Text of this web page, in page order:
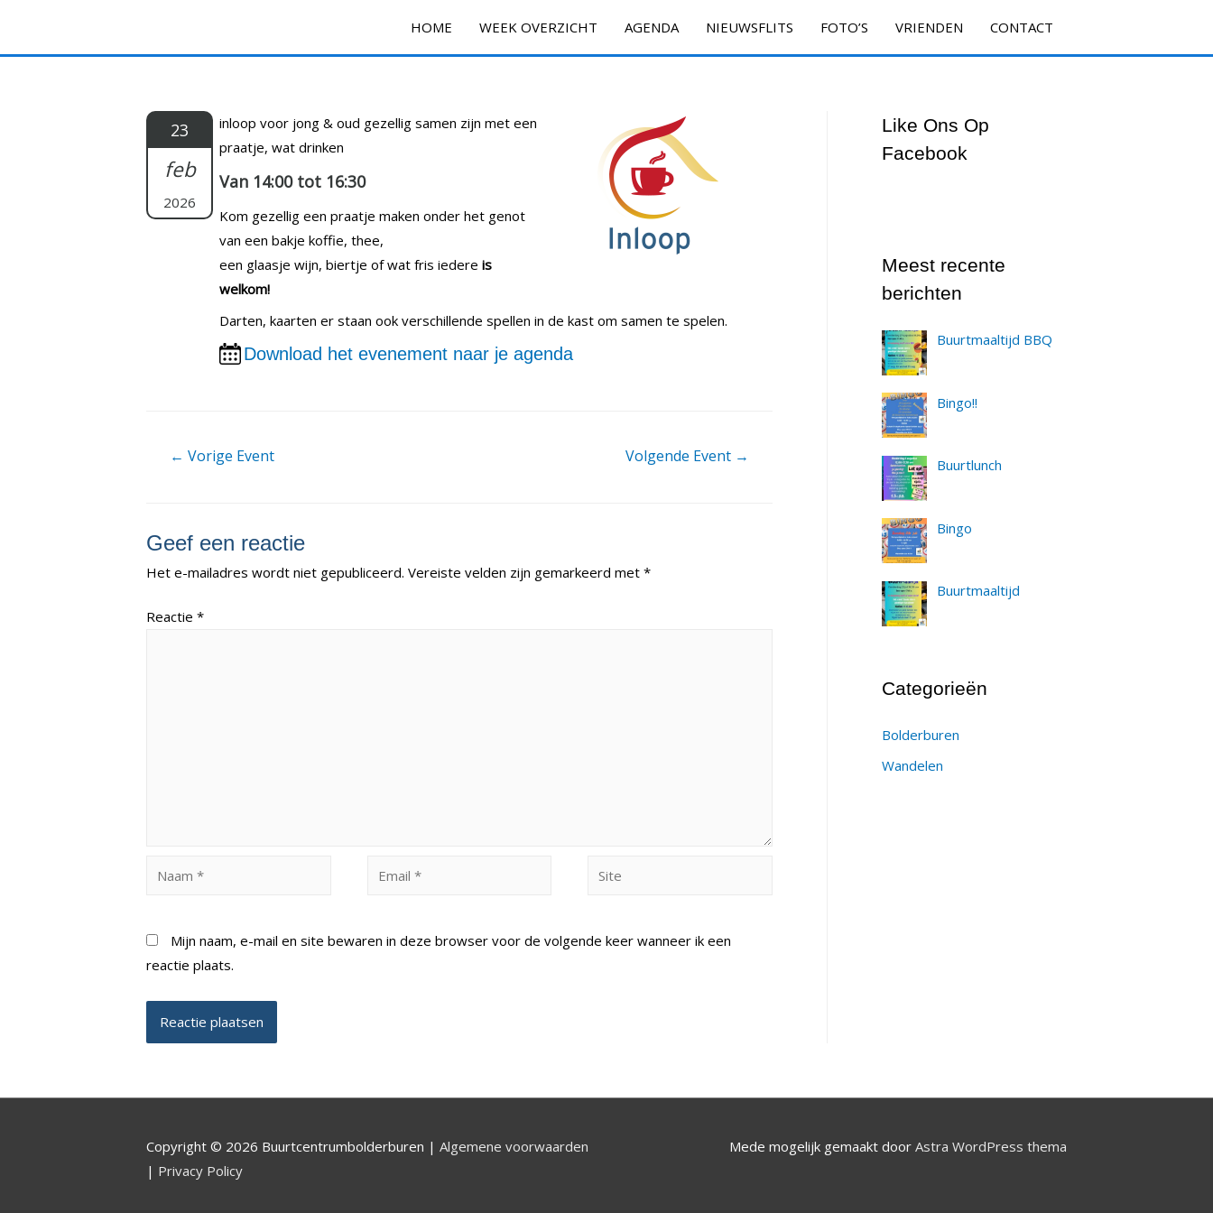
inhoud
HOME WEEK OVERZICHT AGENDA NIEUWSFLITS FOTO’S VRIENDEN CONTACT
23
feb
2026
inloop voor jong & oud gezellig samen zijn met een
praatje, wat drinken
Van 14:00 tot 16:30
Kom gezellig een praatje maken onder het genot
van een bakje koffie, thee,
een glaasje wijn, biertje of wat fris iedere is
welkom!
Darten, kaarten er staan ook verschillende spellen in de kast om samen te spelen.
Download het evenement naar je agenda
Berichtnavigatie
← Vorige Event Volgende Event →
Geef een reactie
Het e-mailadres wordt niet gepubliceerd. Vereiste velden zijn gemarkeerd met *
Reactie *
Mijn naam, e-mail en site bewaren in deze browser voor de volgende keer wanneer ik een
reactie plaats.
Like Ons Op
Facebook
Meest recente
berichten
Buurtmaaltijd BBQ
Bingo!!
Buurtlunch
Bingo
Buurtmaaltijd
Categorieën
Bolderburen
Wandelen
Copyright © 2026 Buurtcentrumbolderburen | Algemene voorwaarden
| Privacy Policy
Mede mogelijk gemaakt door Astra WordPress thema